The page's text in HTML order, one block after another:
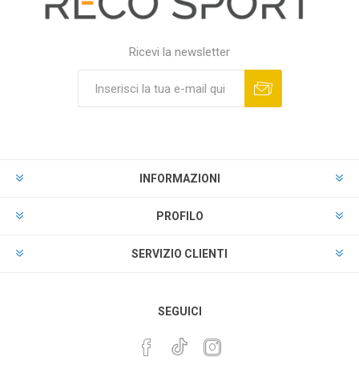
Ricevi la newsletter
INFORMAZIONI
PROFILO
SERVIZIO CLIENTI
SEGUICI